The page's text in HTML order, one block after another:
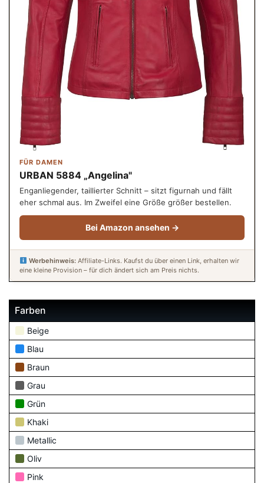
FÜR DAMEN
URBAN 5884 „Angelina"
Enganliegender, taillierter Schnitt – sitzt figurnah und fällt
eher schmal aus. Im Zweifel eine Größe größer bestellen.
Bei Amazon ansehen →
Werbehinweis:Affiliate-Links. Kaufst du über einen Link, erhalten wir
eine kleine Provision – für dich ändert sich am Preis nichts.
Farben
Beige
Blau
Braun
Grau
Grün
Khaki
Metallic
Oliv
Pink